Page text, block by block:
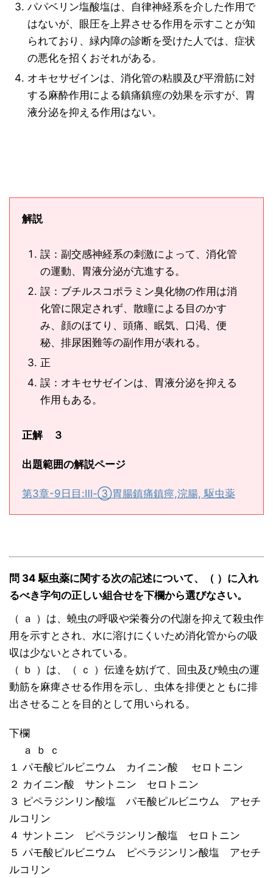
パパベリン塩酸塩は、自律神経系を介した作用で
はないが、眼圧を上昇させる作用を示すことが知
られており、緑内障の診断を受けた人では、症状
の悪化を招くおそれがある。
オキセサゼインは、消化管の粘膜及び平滑筋に対
する麻酔作用による鎮痛鎮痙の効果を示すが、胃
液分泌を抑える作用はない。
解説
誤：副交感神経系の刺激によって、消化管
の運動、胃液分泌が亢進する。
誤：ブチルスコポラミン臭化物の作用は消
化管に限定されず、散瞳による目のかす
み、顔のほてり、頭痛、眠気、口渇、便
秘、排尿困難等の副作用が表れる。
正
誤：オキセサゼインは、胃液分泌を抑える
作用もある。
正解 ３
出題範囲の解説ページ
第3章-9日目:Ⅲ-③胃腸鎮痛鎮痙,浣腸, 駆虫薬
問 34 駆虫薬に関する次の記述について、（ ）に入れ
るべき字句の正しい組合せを下欄から選びなさい。
（ ａ ）は、蟯虫の呼吸や栄養分の代謝を抑えて殺虫作
用を示すとされ、水に溶けにくいため消化管からの吸
収は少ないとされている。
（ ｂ ）は、（ ｃ ）伝達を妨げて、回虫及び蟯虫の運
動筋を麻痺させる作用を示し、虫体を排便とともに排
出させることを目的として用いられる。
下欄
ａ ｂ ｃ
１ パモ酸ピルビニウム カイニン酸 セロトニン
２ カイニン酸 サントニン セロトニン
３ ピペラジンリン酸塩 パモ酸ピルビニウム アセチ
ルコリン
４ サントニン ピペラジンリン酸塩 セロトニン
５ パモ酸ピルビニウム ピペラジンリン酸塩 アセチ
ルコリン